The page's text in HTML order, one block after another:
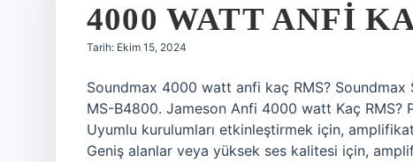
4000 WATT ANFI
Tarih: Ekim 15, 2024
Soundmax 4000 watt anfi kaç RMS?
MS-B4800. Jameson Anfi 4000 watt Kaç RMS?
Uyumlu kurulumları etkinleştirmek için,
Geniş alanlar veya yüksek ses kalitesi için,